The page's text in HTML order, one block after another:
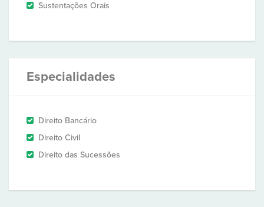
Sustentações Orais
Especialidades
Direito Bancário
Direito Civil
Direito das Sucessões